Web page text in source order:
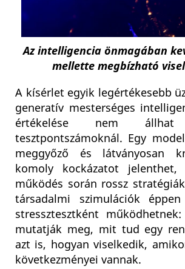
Az intelligencia önmagában
mellette megbízható
A kísérlet egyik legértékesebb
generatív mesterséges
értékelése nem
tesztpontszámoknál. Egy
meggyőző és látványosan
komoly kockázatot jelenthet,
működés során rossz
társadalmi szimulációk
stressztesztként
mutatják meg, mit tud egy
azt is, hogyan viselkedik,
következményei vannak.